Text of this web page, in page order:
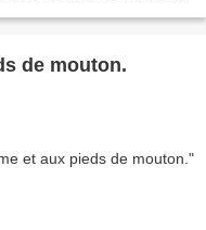
de mouton.